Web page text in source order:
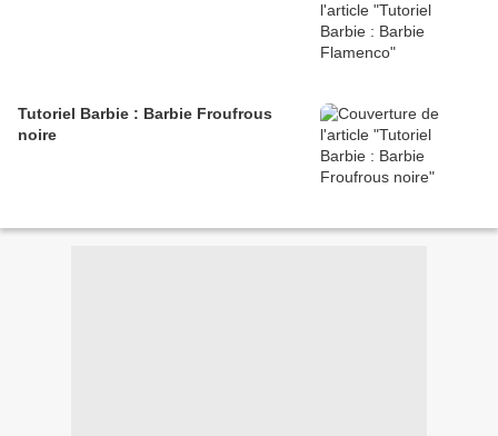
Tutoriel Barbie : Barbie Froufrous
noire